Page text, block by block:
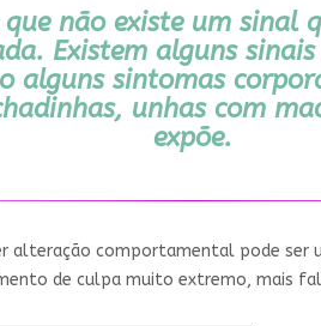
não existe um sinal
Existem alguns
alguns sintomas
unhas com
expõe.
comportamental pode ser
de culpa muito extremo, mais